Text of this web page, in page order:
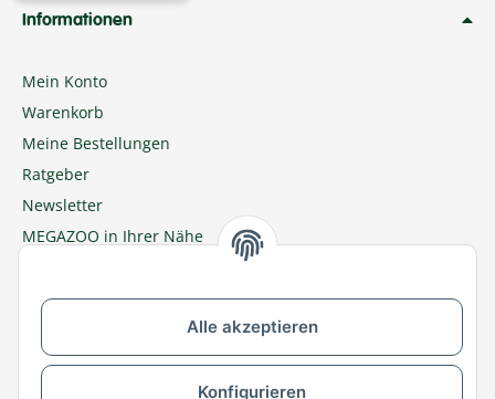
Alle akzeptieren
Konfigurieren
Informationen
Mein Konto
Warenkorb
Meine Bestellungen
Ratgeber
Newsletter
MEGAZOO in Ihrer Nähe
Zu MEGAZOO-nord.de wechseln
Versandpartner & Zahlungsmöglichkeiten